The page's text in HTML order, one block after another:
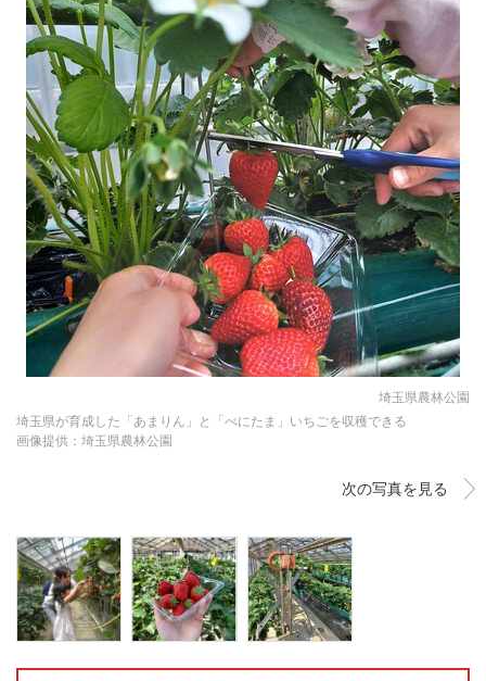
埼玉県農林公園
埼玉県が育成した「あまりん」と「べにたま」いちごを収穫できる
画像提供：埼玉県農林公園
次の写真を見る